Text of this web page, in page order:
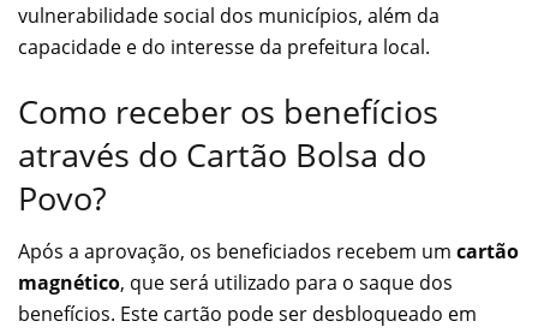
vulnerabilidade social dos municípios, além da
capacidade e do interesse da prefeitura local.
Como receber os benefícios
através do Cartão Bolsa do
Povo?
Após a aprovação, os beneficiados recebem um cartão
magnético, que será utilizado para o saque dos
benefícios. Este cartão pode ser desbloqueado em